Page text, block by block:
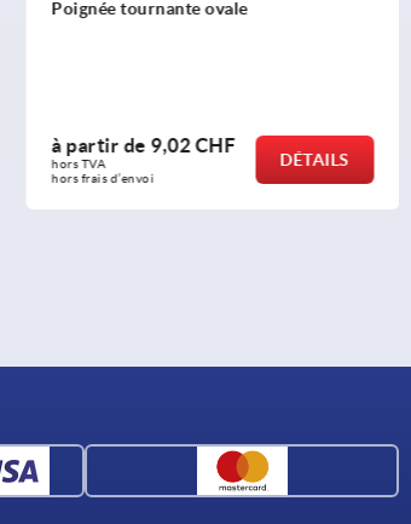
Poignées coniques en plastique
à partir de1,66 CHF
hors frais d’envoi
DÉTAILS